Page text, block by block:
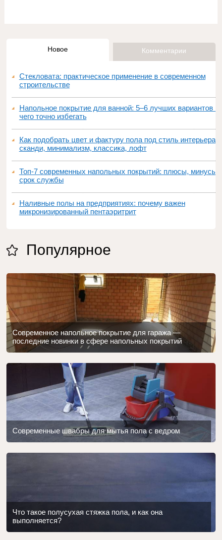
Новое Комментарии
Стекловата: практическое применение в современном
строительстве
Напольное покрытие для ванной: 5–6 лучших вариантов и
чего точно избегать
Как подобрать цвет и фактуру пола под стиль интерьера:
сканди, минимализм, классика, лофт
Топ‑7 современных напольных покрытий: плюсы, минусы,
срок службы
Наливные полы на предприятиях: почему важен
микронизированный пентаэритрит
Популярное
Современное напольное покрытие для гаража —
последние новинки в сфере напольных покрытий
Современные швабры для мытья пола с ведром
Что такое полусухая стяжка пола, и как она
выполняется?